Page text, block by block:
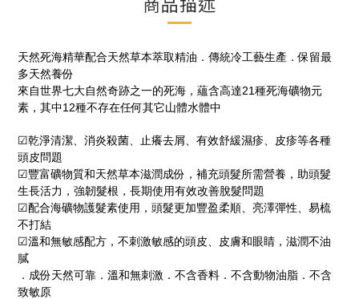
天然死海精華配合天然草本萃取精油．傳統冷工藝生產．保留最
多天然養份
來自世界七大自然奇跡之一的死海，蘊含高達21種死海礦物元
素，其中12種不存在任何其它山體水體中
☑乾淨清潔、消炎殺菌、止癢去屑、有效舒緩濕疹、皮疹等各種
頭皮問題
☑豐富礦物質和天然草本滋潤成份，補充頭髮所需營養，助頭髮
生長活力，強韌髮根，長期使用有效改善脫髮問題
☑配合海礦物護髮素使用，頭髮更加豐盈柔順、亮澤彈性、易梳
不打結
☑溫和無敏感配方，不刺激敏感的頭皮、皮膚和眼睛，滋潤不油
膩
．成份天然可靠．溫和無刺激．不含香料．不含動物油脂．不含
致敏原